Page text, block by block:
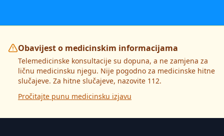
Obavijest o medicinskim informacijama
Telemedicinske konsultacije su dopuna, a ne zamjena za
ličnu medicinsku njegu. Nije pogodno za medicinske hitne
slučajeve. Za hitne slučajeve, nazovite 112.
Pročitajte punu medicinsku izjavu